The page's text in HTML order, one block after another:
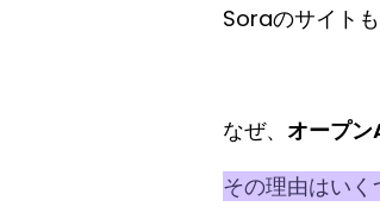
Soraのサイト
なぜ、 オープン
その理由はいく